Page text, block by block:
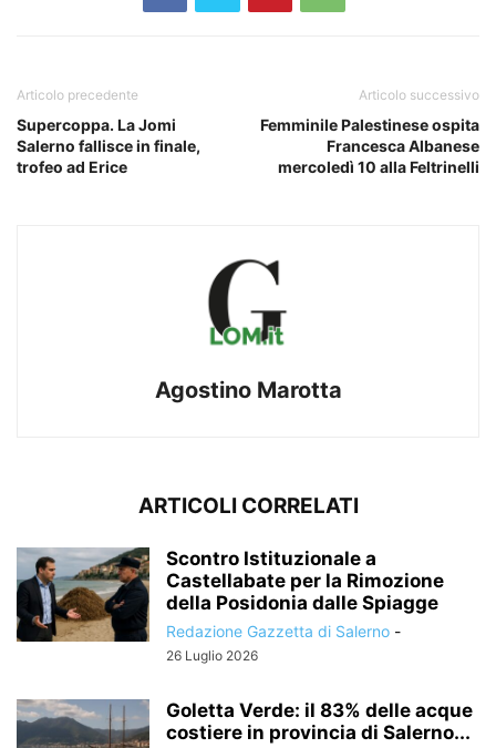
Articolo precedente
Supercoppa. La Jomi
Salerno fallisce in finale,
trofeo ad Erice
Articolo successivo
Femminile Palestinese ospita
Francesca Albanese
mercoledì 10 alla Feltrinelli
Agostino Marotta
ARTICOLI CORRELATI
Scontro Istituzionale a
Castellabate per la Rimozione
della Posidonia dalle Spiagge
Redazione Gazzetta di Salerno -
26 Luglio 2026
Goletta Verde: il 83% delle acque
costiere in provincia di Salerno...